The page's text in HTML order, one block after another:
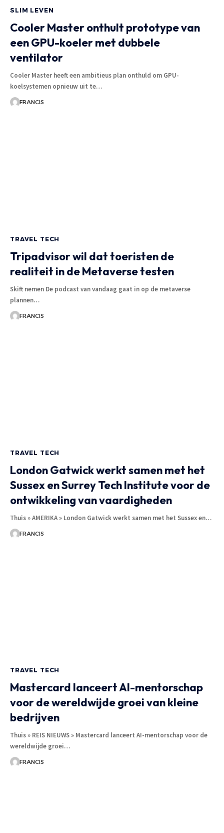
SLIM LEVEN
Cooler Master onthult prototype van
een GPU-koeler met dubbele
ventilator
Cooler Master heeft een ambitieus plan onthuld om GPU-
koelsystemen opnieuw uit te…
FRANCIS
TRAVEL TECH
Tripadvisor wil dat toeristen de
realiteit in de Metaverse testen
Skift nemen De podcast van vandaag gaat in op de metaverse
plannen…
FRANCIS
TRAVEL TECH
London Gatwick werkt samen met het
Sussex en Surrey Tech Institute voor de
ontwikkeling van vaardigheden
Thuis » AMERIKA » London Gatwick werkt samen met het Sussex en…
FRANCIS
TRAVEL TECH
Mastercard lanceert AI-mentorschap
voor de wereldwijde groei van kleine
bedrijven
Thuis » REIS NIEUWS » Mastercard lanceert AI-mentorschap voor de
wereldwijde groei…
FRANCIS